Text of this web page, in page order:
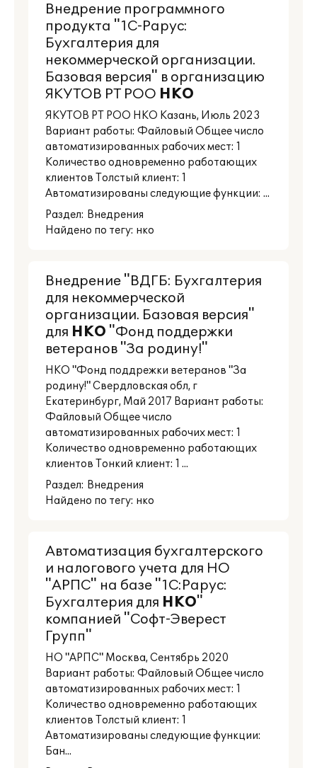
Внедрение программного
продукта "1С-Рарус:
Бухгалтерия для
некоммерческой организации.
Базовая версия" в организацию
ЯКУТОВ РТ РОО НКО
ЯКУТОВ РТ РОО НКО Казань, Июль 2023
Вариант работы: Файловый Общее число
автоматизированных рабочих мест: 1
Количество одновременно работающих
клиентов Толстый клиент: 1
Автоматизированы следующие функции: ...
Раздел: Внедрения
Найдено по тегу: нко
Внедрение "ВДГБ: Бухгалтерия
для некоммерческой
организации. Базовая версия"
для НКО "Фонд поддержки
ветеранов "За родину!"
НКО "Фонд поддрежки ветеранов "За
родину!" Свердловская обл, г
Екатеринбург, Май 2017 Вариант работы:
Файловый Общее число
автоматизированных рабочих мест: 1
Количество одновременно работающих
клиентов Тонкий клиент: 1 ...
Раздел: Внедрения
Найдено по тегу: нко
Автоматизация бухгалтерского
и налогового учета для НО
"АРПС" на базе "1C:Рарус:
Бухгалтерия для НКО"
компанией "Софт-Эверест
Групп"
НО "АРПС" Москва, Сентябрь 2020
Вариант работы: Файловый Общее число
автоматизированных рабочих мест: 1
Количество одновременно работающих
клиентов Толстый клиент: 1
Автоматизированы следующие функции:
Бан...